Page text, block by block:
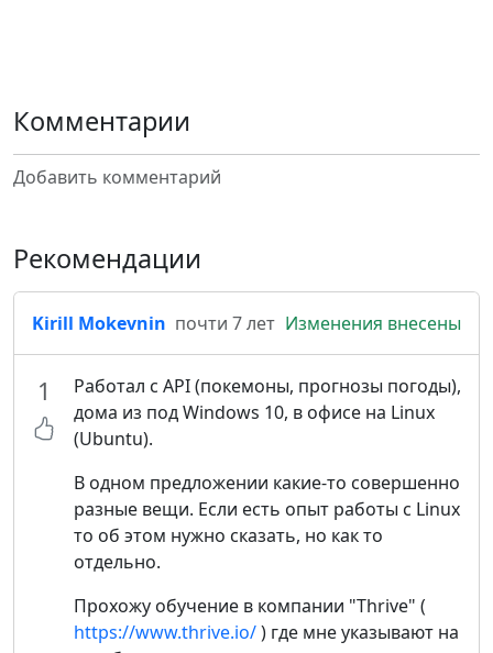
Комментарии
Добавить комментарий
Рекомендации
Kirill Mokevnin почти 7 лет Изменения внесены
1
Работал с API (покемоны, прогнозы погоды),
дома из под Windows 10, в офисе на Linux
(Ubuntu).
В одном предложении какие-то совершенно
разные вещи. Если есть опыт работы с Linux
то об этом нужно сказать, но как то
отдельно.
Прохожу обучение в компании "Thrive" (
https://www.thrive.io/) где мне указывают на